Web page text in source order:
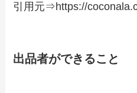
引用元⇒https://
出品者ができること